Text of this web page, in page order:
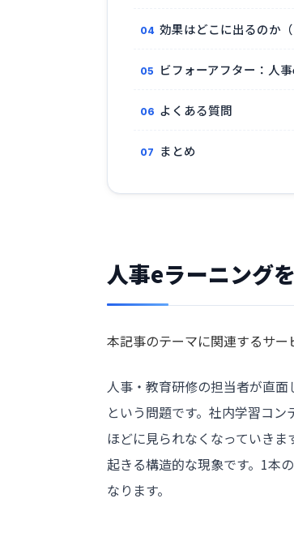
効果はどこに出るのか
ビフォーアフター：人
よくある質問
まとめ
人事eラーニング
本記事のテーマに関連するサ
人事・教育研修の担当者が直
という問題です。社内学習コ
ほどに見られなくなっていき
起きる構造的な現象です。1本
なります。